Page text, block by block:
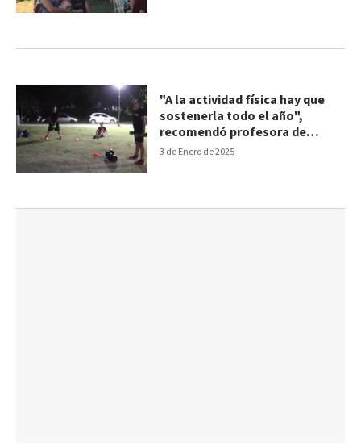
3 de Enero de 2025
"A la actividad física hay que
sostenerla todo el año",
recomendó profesora de
Educación Física